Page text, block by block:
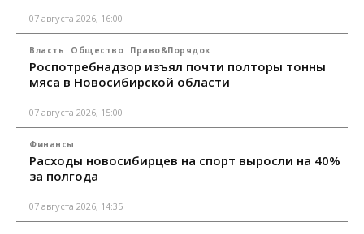
07 августа 2026, 16:00
Власть Общество Право&Порядок
Роспотребнадзор изъял почти полторы тонны
мяса в Новосибирской области
07 августа 2026, 15:00
Финансы
Расходы новосибирцев на спорт выросли на 40%
за полгода
07 августа 2026, 14:35